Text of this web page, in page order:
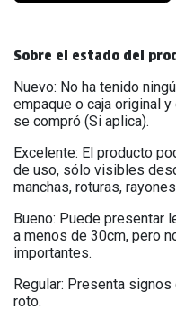
Sobre el estado del
Nuevo: No ha tenido
empaque o caja original
se compró (Si aplica).
Excelente: El producto
de uso, sólo visibles
manchas, roturas,
Bueno: Puede presentar
a menos de 30cm, pero
importantes.
Regular: Presenta
roto.